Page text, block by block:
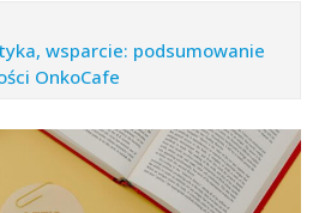
wsparcie: podsumowanie
OnkoCafe